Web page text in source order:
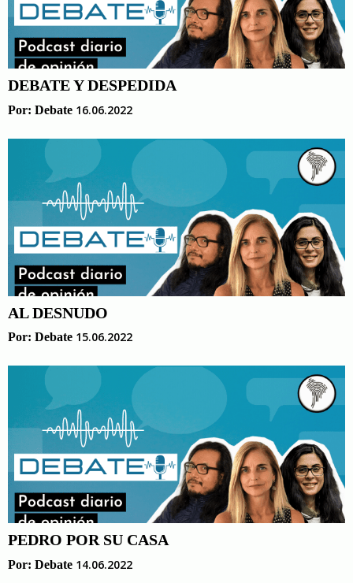
DEBATE Y DESPEDIDA
Por: Debate 16.06.2022
AL DESNUDO
Por: Debate 15.06.2022
PEDRO POR SU CASA
Por: Debate 14.06.2022